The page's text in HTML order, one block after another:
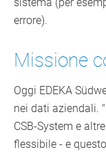
errore).
Missione
Oggi EDEKA
nei dati aziendali.
CSB-System e
flessibile - e